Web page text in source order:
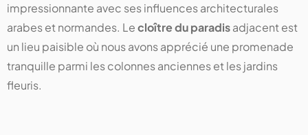
impressionnante avec ses influences architecturales
arabes et normandes. Lecloître du paradisadjacent est
un lieu paisible où nous avons apprécié une promenade
tranquille parmi les colonnes anciennes et les jardins
fleuris.